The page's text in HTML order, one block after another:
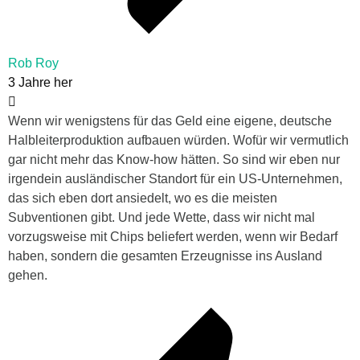
Rob Roy
3 Jahre her
Wenn wir wenigstens für das Geld eine eigene, deutsche
Halbleiterproduktion aufbauen würden. Wofür wir vermutlich
gar nicht mehr das Know-how hätten. So sind wir eben nur
irgendein ausländischer Standort für ein US-Unternehmen,
das sich eben dort ansiedelt, wo es die meisten
Subventionen gibt. Und jede Wette, dass wir nicht mal
vorzugsweise mit Chips beliefert werden, wenn wir Bedarf
haben, sondern die gesamten Erzeugnisse ins Ausland
gehen.